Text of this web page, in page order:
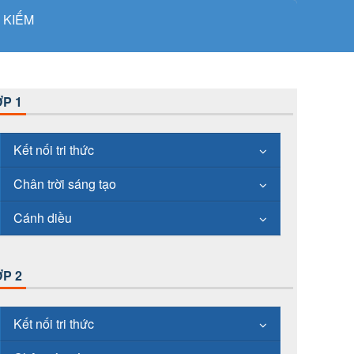
KIẾM
1
Kết nối tri thức
Chân trời sáng tạo
Cánh diều
2
Kết nối tri thức